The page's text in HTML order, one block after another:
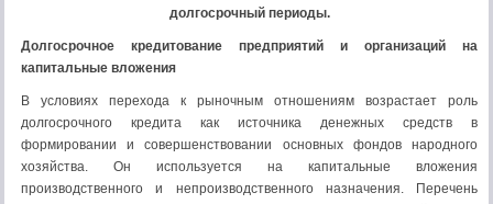
долгосрочный периоды.
Долгосрочное кредитование предприятий и организаций на
капитальные вложения
В условиях перехода к рыночным отношениям возрастает роль
долгосрочного кредита как источника денежных средств в
формировании и совершенствовании основных фондов народного
хозяйства. Он используется на капитальные вложения
производственного и непроизводственного назначения. Перечень